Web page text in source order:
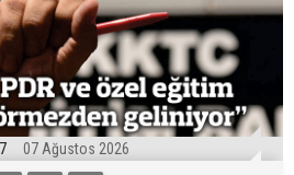
07 Ağustos 2026